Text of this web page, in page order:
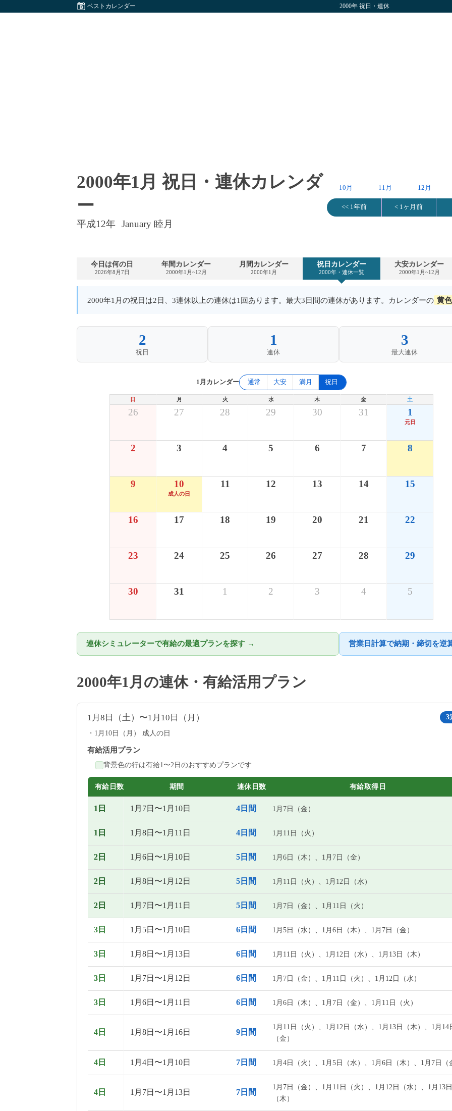
ベストカレンダー 2000年 祝日・連休
2000年1月 祝日・連休カレンダ
ー
平成12年 January 睦月
10月 11月 12月
<< 1年前 < 1ヶ月前
今日は何の日
2026年8月7日
年間カレンダー
2000年1月~12月
月間カレンダー
2000年1月
祝日カレンダー
2000年・連休一覧
大安カレンダー
2000年1月~12月
2000年1月の祝日は2日、3連休以上の連休は1回あります。最大3日間の連休があります。カレンダーの 黄色
2
祝日
1
連休
3
最大連休
1月カレンダー 通常 大安 満月 祝日
日 月 火 水 木 金 土
26 27 28 29 30 31 1
元日
2 3 4 5 6 7 8
9 10
成人の日
11 12 13 14 15
16 17 18 19 20 21 22
23 24 25 26 27 28 29
30 31 1 2 3 4 5
連休シミュレーターで有給の最適プランを探す → 営業日計算で納期・締切を逆
2000年1月の連休・有給活用プラン
1月8日（土）〜1月10日（月） 3
1月10日（月） 成人の日
有給活用プラン
背景色の行は有給1〜2日のおすすめプランです
有給日数 期間 連休日数 有給取得日
1日 1月7日〜1月10日 4日間 1月7日（金）
1日 1月8日〜1月11日 4日間 1月11日（火）
2日 1月6日〜1月10日 5日間 1月6日（木）、1月7日（金）
2日 1月8日〜1月12日 5日間 1月11日（火）、1月12日（水）
2日 1月7日〜1月11日 5日間 1月7日（金）、1月11日（火）
3日 1月5日〜1月10日 6日間 1月5日（水）、1月6日（木）、1月7日（金）
3日 1月8日〜1月13日 6日間 1月11日（火）、1月12日（水）、1月13日（木）
3日 1月7日〜1月12日 6日間 1月7日（金）、1月11日（火）、1月12日（水）
3日 1月6日〜1月11日 6日間 1月6日（木）、1月7日（金）、1月11日（火）
4日 1月8日〜1月16日 9日間
1月11日（火）、1月12日（水）、1月13日（木）、1月14
（金）
4日 1月4日〜1月10日 7日間 1月4日（火）、1月5日（水）、1月6日（木）、1月7日（
4日 1月7日〜1月13日 7日間
1月7日（金）、1月11日（火）、1月12日（水）、1月13日
（木）